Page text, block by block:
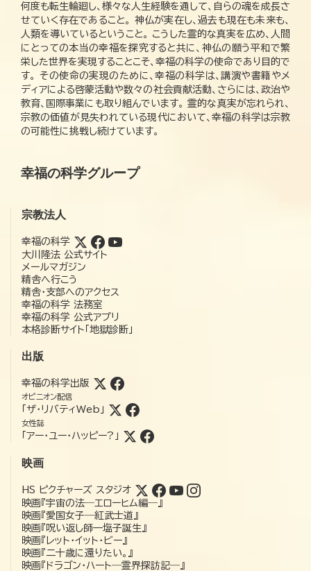
何度も転生輪廻し、様々な人生経験を通して、自らの魂を成長さ
せていく存在であること。 神仏が実在し、過去も現在も未来も、
人類を導いているということ。 こうした霊的な真実を広め、人間
にとっての本当の幸福を探究すると共に、神仏の願う平和で繁
栄した世界を実現することこそ、幸福の科学の使命であり目的で
す。 その使命の実現のために、幸福の科学は、講演や書籍やメ
ディアによる啓蒙活動や数々の社会貢献活動、さらには、政治や
教育、国際事業にも取り組んでいます。 霊的な真実が忘れられ、
宗教の価値が見失われている現代において、幸福の科学は宗教
の可能性に挑戦し続けています。
幸福の科学グループ
宗教法人
幸福の科学
大川隆法 公式サイト
メールマガジン
精舎へ行こう
精舎・支部へのアクセス
幸福の科学 法務室
幸福の科学 公式アプリ
本格診断サイト「地獄診断」
出版
幸福の科学出版
オピニオン配信
「ザ・リバティWeb」
女性誌
「アー・ユー・ハッピー?」
映画
HS ピクチャーズ スタジオ
映画『宇宙の法―エローヒム編―』
映画『愛国女子―紅武士道』
映画『呪い返し師—塩子誕生』
映画『レット・イット・ビー』
映画『二十歳に還りたい。』
映画『ドラゴン・ハート―霊界探訪記―』